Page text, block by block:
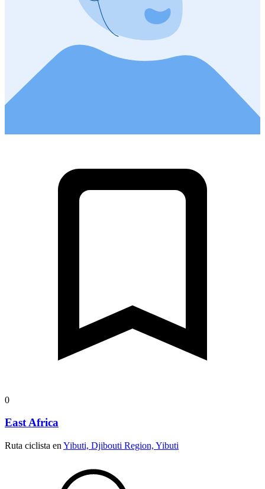
0
East Africa
Ruta ciclista en Yibuti, Djibouti Region, Yibuti